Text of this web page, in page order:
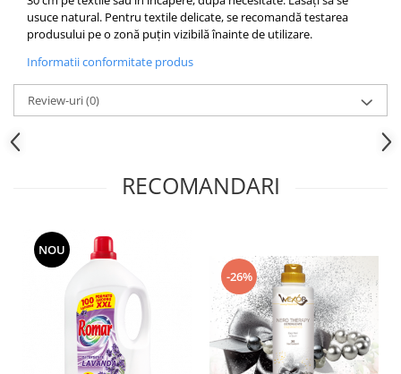
usuce natural. Pentru textile delicate, se recomandă testarea
produsului pe o zonă puțin vizibilă înainte de utilizare.
Informatii conformitate produs
Review-uri(0)
RECOMANDARI
NOU
-26%